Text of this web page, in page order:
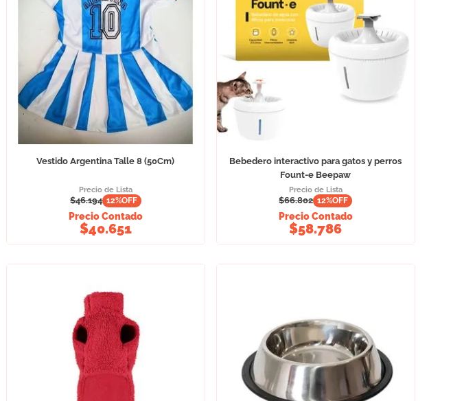
Vestido Argentina Talle 8 (50Cm)
Precio de Lista
$46.194 12%OFF
Precio Contado
$40.651
Bebedero interactivo para gatos y perros
Fount-e Beepaw
Precio de Lista
$66.802 12%OFF
Precio Contado
$58.786